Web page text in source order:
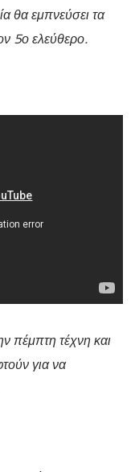
θα εμπνεύσει τα
5ο ελεύθερο.
πέμπτη τέχνη και
για να